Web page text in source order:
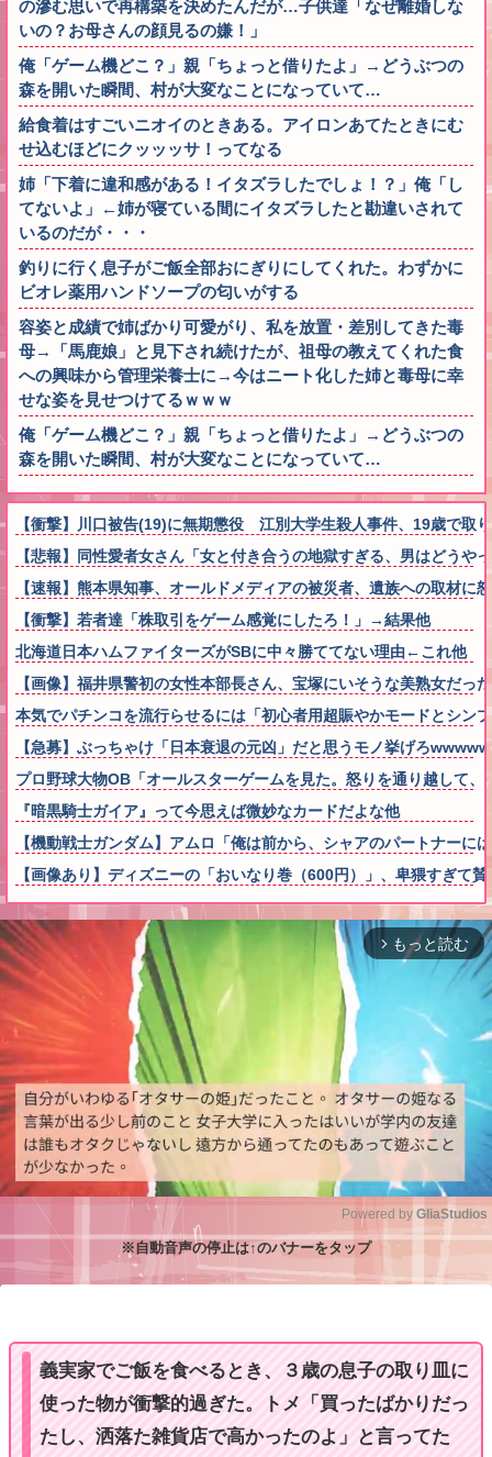
の滲む思いで再構築を決めたんだが…子供達「なぜ離婚しな
いの？お母さんの顔見るの嫌！」
俺「ゲーム機どこ？」親「ちょっと借りたよ」→どうぶつの
森を開いた瞬間、村が大変なことになっていて…
給食着はすごいニオイのときある。アイロンあてたときにむ
せ込むほどにクッッッサ！ってなる
姉「下着に違和感がある！イタズラしたでしょ！？」俺「し
てないよ」←姉が寝ている間にイタズラしたと勘違いされて
いるのだが・・・
釣りに行く息子がご飯全部おにぎりにしてくれた。わずかに
ビオレ薬用ハンドソープの匂いがする
容姿と成績で姉ばかり可愛がり、私を放置・差別してきた毒
母→「馬鹿娘」と見下され続けたが、祖母の教えてくれた食
への興味から管理栄養士に→今はニート化した姉と毒母に幸
せな姿を見せつけてるｗｗｗ
俺「ゲーム機どこ？」親「ちょっと借りたよ」→どうぶつの
森を開いた瞬間、村が大変なことになっていて…
【衝撃】川口被告(19)に無期懲役 江別大学生殺人事件、19歳で取
【悲報】同性愛者女さん「女と付き合うの地獄すぎる、男はどう
【速報】熊本県知事、オールドメディアの被災者、遺族への取材に
【衝撃】若者達「株取引をゲーム感覚にしたろ！」→結果他
北海道日本ハムファイターズがSBに中々勝ててない理由←これ他
【画像】福井県警初の女性本部長さん、宝塚にいそうな美熟女だっ
本気でパチンコを流行らせるには「初心者用超賑やかモードとシン
【急募】ぶっちゃけ「日本衰退の元凶」だと思うモノ挙げろ
プロ野球大物OB「オールスターゲームを見た。怒りを通り越して、
『暗黒騎士ガイア』って今思えば微妙なカードだよな他
【機動戦士ガンダム】アムロ「俺は前から、シャアのパートナーに
【画像あり】ディズニーの「おいなり巻（600円）」、卑猥すぎて
arrow_forward_ios もっと読む
u
Powered by GliaStudios
※自動音声の停止は↑のバナーをタップ
義実家でご飯を食べるとき、３歳の息子の取り皿に
使った物が衝撃的過ぎた。トメ「買ったばかりだっ
たし、洒落た雑貨店で高かったのよ」と言ってた